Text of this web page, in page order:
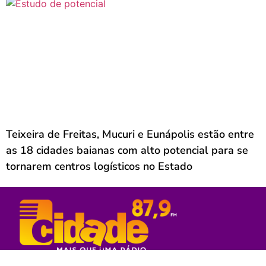
Teixeira de Freitas, Mucuri e Eunápolis estão entre
as 18 cidades baianas com alto potencial para se
tornarem centros logísticos no Estado